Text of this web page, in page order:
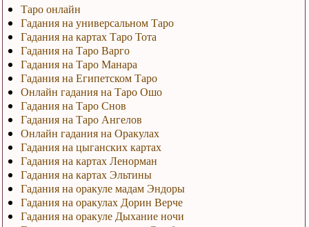
Таро онлайн
Гадания на универсальном Таро
Гадания на картах Таро Тота
Гадания на Таро Варго
Гадания на Таро Манара
Гадания на Египетском Таро
Онлайн гадания на Таро Ошо
Гадания на Таро Снов
Гадания на Таро Ангелов
Онлайн гадания на Оракулах
Гадания на цыганских картах
Гадания на картах Ленорман
Гадания на картах Эльтины
Гадания на оракуле мадам Эндоры
Гадания на оракулах Дорин Верче
Гадания на оракуле Дыхание ночи